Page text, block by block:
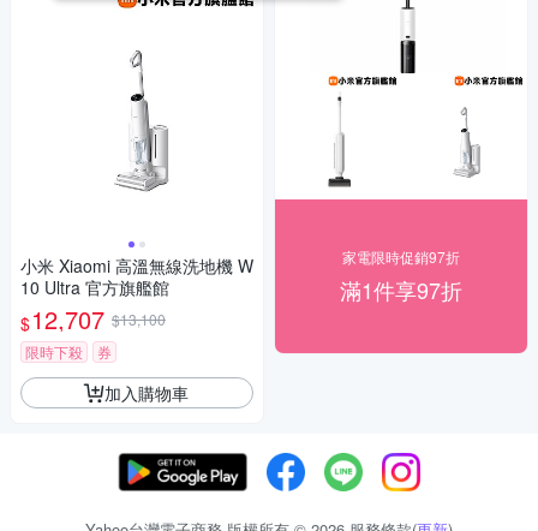
小米 Xiaomi 高溫無線洗地機 W
10 Ultra 官方旗艦館
$12,707 $13,100
限時下殺
券
加入購物車
家電限時促銷97折
滿1件享97折